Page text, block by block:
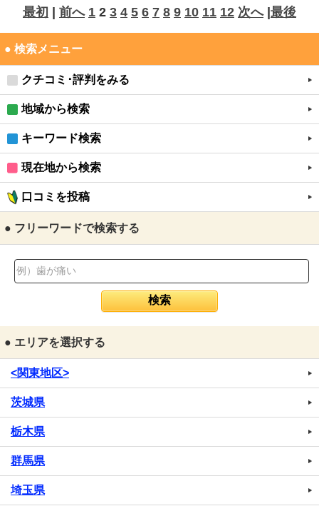
最初 | 前へ 1 2 3 4 5 6 7 8 9 10 11 12 次へ|最後
● 検索メニュー
クチコミ･評判をみる
地域から検索
キーワード検索
現在地から検索
口コミを投稿
● フリーワードで検索する
● エリアを選択する
<関東地区>
茨城県
栃木県
群馬県
埼玉県